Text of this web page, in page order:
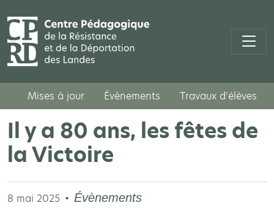
Mises à jour Évènements Travaux d’élèves
Il y a 80 ans, les fêtes de
la Victoire
8 mai 2025 Évènements